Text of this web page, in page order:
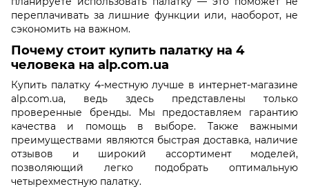
переплачивать за лишние функции или, наоборот, не
сэкономить на важном.
Почему стоит купить палатку на 4
человека на alp.com.ua
Купить палатку 4-местную лучше в интернет-магазине
alp.com.ua, ведь здесь представлены только
проверенные бренды. Мы предоставляем гарантию
качества и помощь в выборе. Также важными
преимуществами являются быстрая доставка, наличие
отзывов и широкий ассортимент моделей,
позволяющий легко подобрать оптимальную
четырехместную палатку.